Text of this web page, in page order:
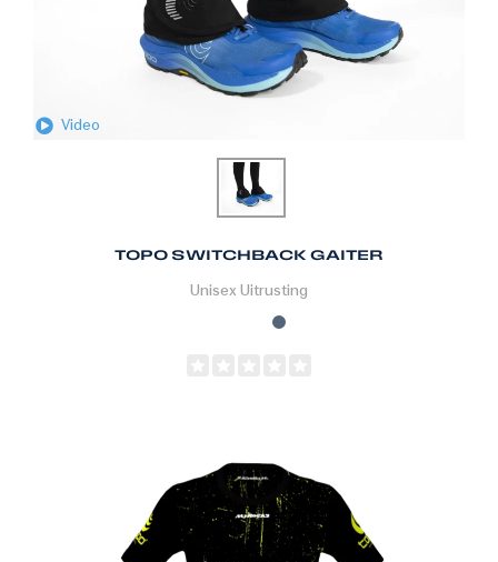
Video
TOPO SWITCHBACK GAITER
Unisex Uitrusting